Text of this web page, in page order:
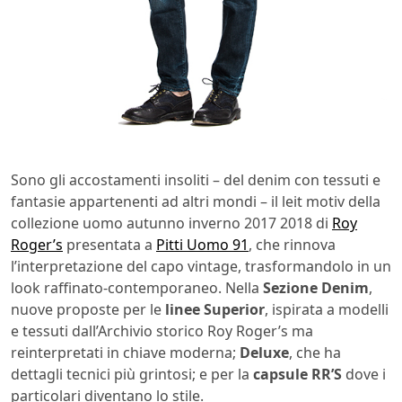
Sono gli accostamenti insoliti – del denim con tessuti e
fantasie appartenenti ad altri mondi – il leit motiv della
collezione uomo autunno inverno 2017 2018 di Roy
Roger’s presentata a Pitti Uomo 91, che rinnova
l’interpretazione del capo vintage, trasformandolo in un
look raffinato-contemporaneo. Nella Sezione Denim,
nuove proposte per le linee Superior, ispirata a modelli
e tessuti dall’Archivio storico Roy Roger’s ma
reinterpretati in chiave moderna; Deluxe, che ha
dettagli tecnici più grintosi; e per la capsule RR’S dove i
particolari diventano lo stile.